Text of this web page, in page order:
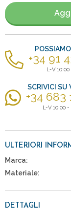
articoli
+34 91
L-V 10:00
SCRIVICI SU
+34 683
L-V 10:00 -
ULTERIORI
Marca:
Materiale:
DETTAGLI